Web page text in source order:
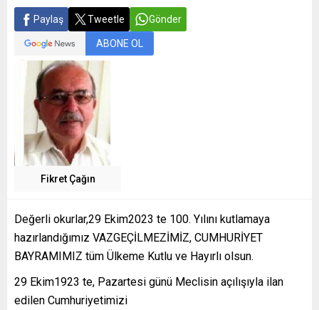
Paylaş Tweetle Gönder
ABONE OL
Fikret Çağın
Değerli okurlar,29 Ekim2023 te 100. Yılını kutlamaya
hazırlandığımız VAZGEÇİLMEZİMİZ, CUMHURİYET
BAYRAMIMIZ tüm Ülkeme Kutlu ve Hayırlı olsun.
29 Ekim1923 te, Pazartesi günü Meclisin açılışıyla ilan
edilen Cumhuriyetimizi